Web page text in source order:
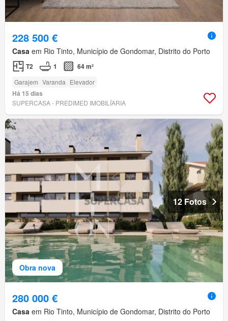
228 500 €
Casa em Rio Tinto, Município de Gondomar, Distrito do Porto
T2 1 64 m²
Garajem Varanda Elevador
Há 15 dias
SUPERCASA - PREDIMED IMOBILÍARIA
Obra nova
12 Fotos
280 000 €
Casa em Rio Tinto, Município de Gondomar, Distrito do Porto